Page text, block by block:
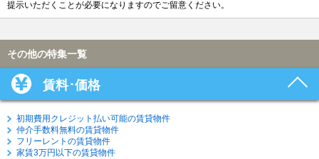
提示いただくことが必要になりますのでご留意ください。
その他の特集一覧
賃料･価格
初期費用クレジット払い可能の賃貸物件
仲介手数料無料の賃貸物件
フリーレントの賃貸物件
家賃3万円以下の賃貸物件